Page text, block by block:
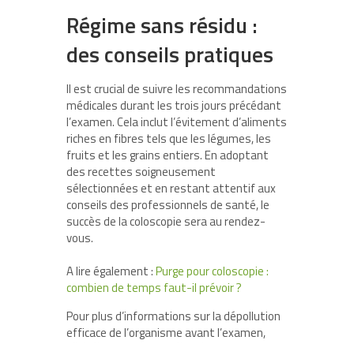
Régime sans résidu :
des conseils pratiques
Il est crucial de suivre les recommandations
médicales durant les trois jours précédant
l’examen. Cela inclut l’évitement d’aliments
riches en fibres tels que les légumes, les
fruits et les grains entiers. En adoptant
des recettes soigneusement
sélectionnées et en restant attentif aux
conseils des professionnels de santé, le
succès de la coloscopie sera au rendez-
vous.
A lire également :Purge pour coloscopie :
combien de temps faut-il prévoir ?
Pour plus d’informations sur la dépollution
efficace de l’organisme avant l’examen,